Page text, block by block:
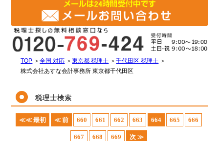
TOP ＞全国 対応 ＞東京都 税理士 ＞千代田区 税理士 ＞
株式会社あすな会計事務所 東京都千代田区
税理士検索
≪≪ 最初 ≪ 前 660 661 662 663 664 665 666
667 668 669 次 ≫